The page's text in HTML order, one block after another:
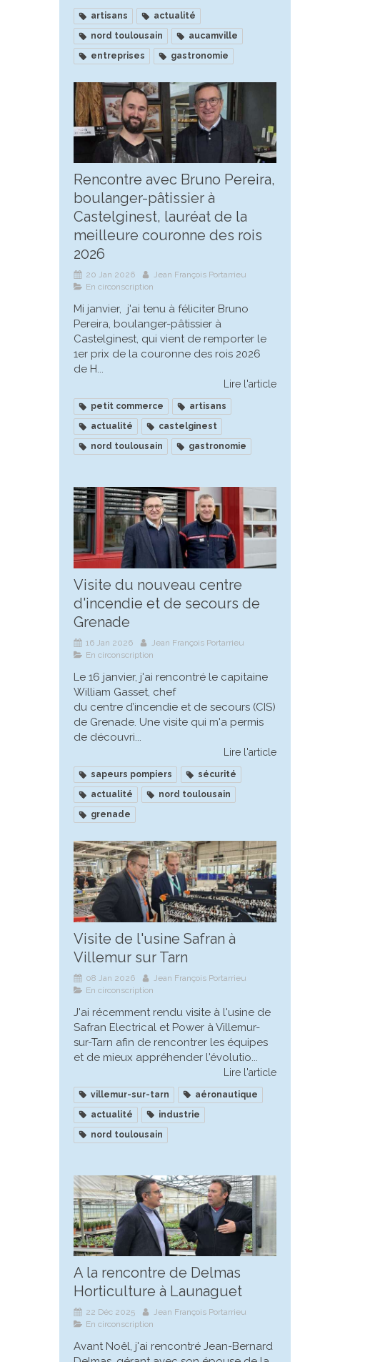
artisans
actualité
nord toulousain
aucamville
entreprises
gastronomie
Rencontre avec Bruno Pereira,
boulanger-pâtissier à
Castelginest, lauréat de la
meilleure couronne des rois
2026
20 Jan 2026
Jean François Portarrieu
En circonscription
Mi janvier, j'ai tenu à féliciter Bruno
Pereira, boulanger-pâtissier à
Castelginest, qui vient de remporter le
1er prix de la couronne des rois 2026
de H...
Lire l'article
petit commerce
artisans
actualité
castelginest
nord toulousain
gastronomie
Visite du nouveau centre
d'incendie et de secours de
Grenade
16 Jan 2026
Jean François Portarrieu
En circonscription
Le 16 janvier, j'ai rencontré le capitaine
William Gasset, chef
du centre d’incendie et de secours (CIS)
de Grenade. Une visite qui m'a permis
de découvri...
Lire l'article
sapeurs pompiers
sécurité
actualité
nord toulousain
grenade
Visite de l'usine Safran à
Villemur sur Tarn
08 Jan 2026
Jean François Portarrieu
En circonscription
J'ai récemment rendu visite à l'usine de
Safran Electrical et Power à Villemur-
sur-Tarn afin de rencontrer les équipes
et de mieux appréhender l'évolutio...
Lire l'article
villemur-sur-tarn
aéronautique
actualité
industrie
nord toulousain
A la rencontre de Delmas
Horticulture à Launaguet
22 Déc 2025
Jean François Portarrieu
En circonscription
Avant Noêl, j'ai rencontré Jean-Bernard